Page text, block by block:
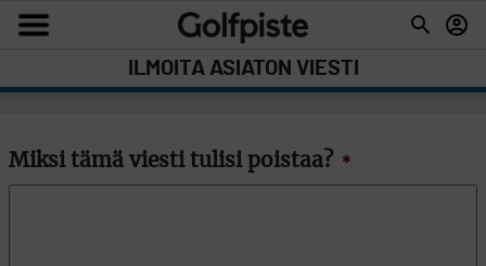
ILMOITA ASIATON VIESTI
Miksi tämä viesti tulisi poistaa? *